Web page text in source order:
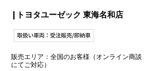
| トヨタユーゼック 東海名和店
販売エリア：全国のお客様（オンライン商談
にてご対応）